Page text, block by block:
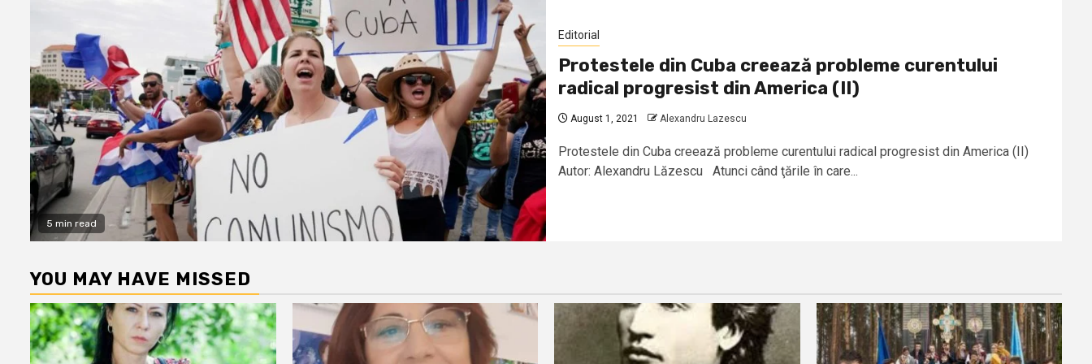
5 min read
Editorial
Protestele din Cuba creează probleme curentului
radical progresist din America (II)
August 1, 2021 Alexandru Lazescu
Protestele din Cuba creează probleme curentului radical progresist din America (II)
Autor: Alexandru Lăzescu Atunci când ţările în care...
YOU MAY HAVE MISSED